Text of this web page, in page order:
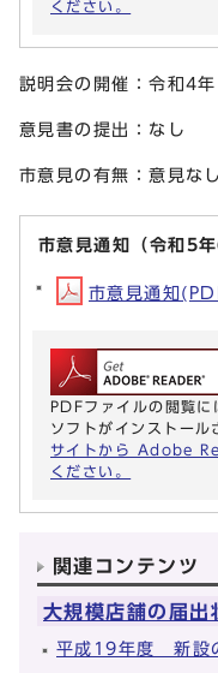
ください。
説明会の開催：令和4
意見書の提出：なし
市意見の有無：意見なし
市意見通知（令和5
市意見通知
PDFファイルの閲覧
ソフトがインストール
サイトから Adobe
ください。
関連コンテンツ
大規模店舗の届出
平成19年度 新設